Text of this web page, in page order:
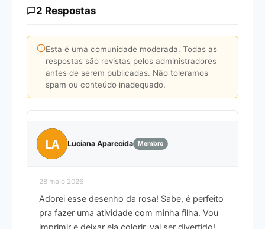
2 Respostas
Esta é uma comunidade moderada. Todas as
respostas são revistas pelos administradores
antes de serem publicadas. Não toleramos
spam ou conteúdo inadequado.
LA Luciana Aparecida Membro
28 maio 2026
Adorei esse desenho da rosa! Sabe, é perfeito
pra fazer uma atividade com minha filha. Vou
imprimir e deixar ela colorir, vai ser divertido!